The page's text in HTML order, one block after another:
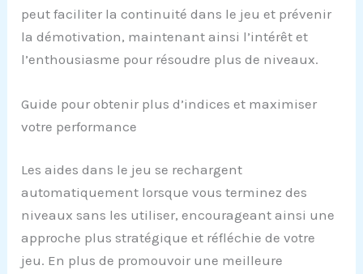
peut faciliter la continuité dans le jeu et prévenir
la démotivation, maintenant ainsi l’intérêt et
l’enthousiasme pour résoudre plus de niveaux.
Guide pour obtenir plus d’indices et maximiser
votre performance
Les aides dans le jeu se rechargent
automatiquement lorsque vous terminez des
niveaux sans les utiliser, encourageant ainsi une
approche plus stratégique et réfléchie de votre
jeu. En plus de promouvoir une meilleure